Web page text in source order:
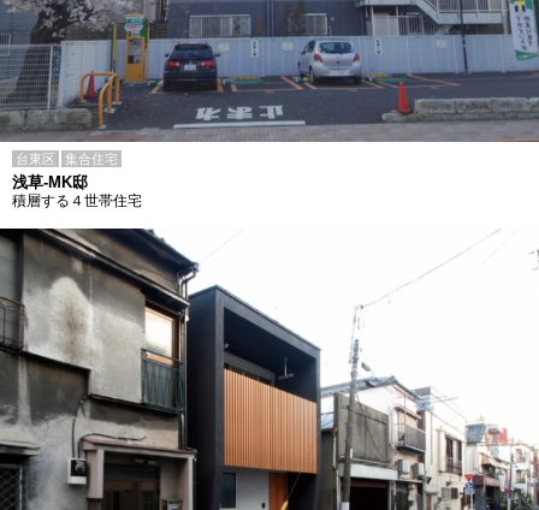
台東区 集合住宅
浅草-MK邸
積層する４世帯住宅